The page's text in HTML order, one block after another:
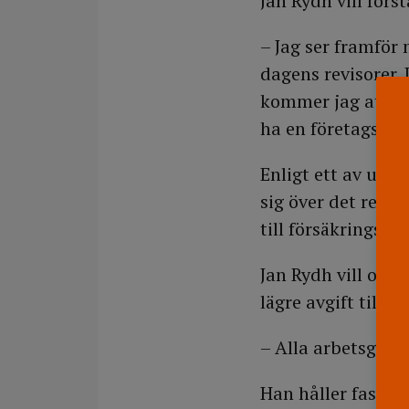
– Jag ser
dagens
kommer jag att
ha en
Enligt ett av
sig över det
till
Jan Rydh vill
lägre avgift till
– Alla
Han håller fast